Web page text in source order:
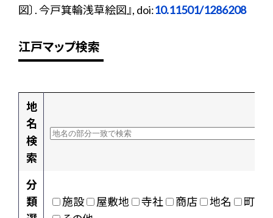
図〕. 今戸箕輪浅草絵図』, doi:10.11501/1286208
江戸マップ検索
地
名
検
索
分
類
施設 屋敷地 寺社 商店 地名
町村